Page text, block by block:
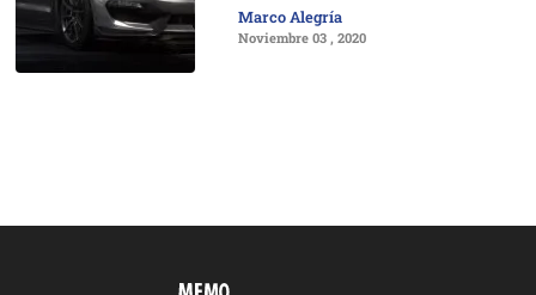
Marco Alegría
Noviembre 03 , 2020